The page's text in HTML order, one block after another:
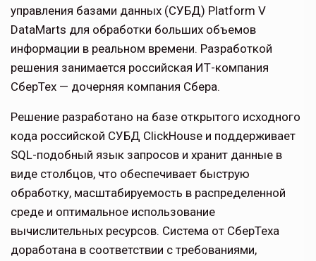
управления базами данных (СУБД) Platform V
DataMarts для обработки больших объемов
информации в реальном времени. Разработкой
решения занимается российская ИТ-компания
СберТех — дочерняя компания Сбера.
Решение разработано на базе открытого исходного
кода российской СУБД ClickHouse и поддерживает
SQL-подобный язык запросов и хранит данные в
виде столбцов, что обеспечивает быструю
обработку, масштабируемость в распределенной
среде и оптимальное использование
вычислительных ресурсов. Система от СберТеха
доработана в соответствии с требованиями,